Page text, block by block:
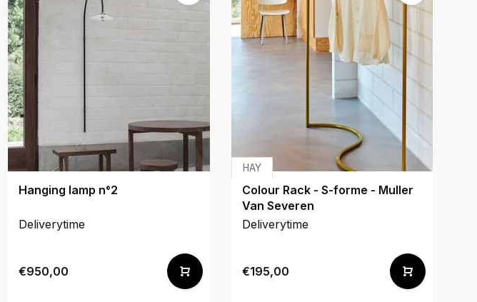
Hanging lamp n°2
Deliverytime
€950,00
HAY
Colour Rack - S-forme - Muller
Van Severen
Deliverytime
€195,00